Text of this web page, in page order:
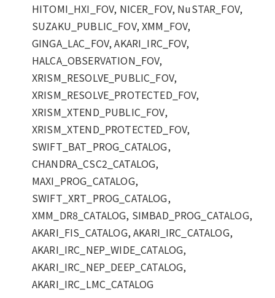
HITOMI_HXI_FOV, NICER_FOV, NuSTAR_FOV,
SUZAKU_PUBLIC_FOV, XMM_FOV,
GINGA_LAC_FOV, AKARI_IRC_FOV,
HALCA_OBSERVATION_FOV,
XRISM_RESOLVE_PUBLIC_FOV,
XRISM_RESOLVE_PROTECTED_FOV,
XRISM_XTEND_PUBLIC_FOV,
XRISM_XTEND_PROTECTED_FOV,
SWIFT_BAT_PROG_CATALOG,
CHANDRA_CSC2_CATALOG,
MAXI_PROG_CATALOG,
SWIFT_XRT_PROG_CATALOG,
XMM_DR8_CATALOG, SIMBAD_PROG_CATALOG,
AKARI_FIS_CATALOG, AKARI_IRC_CATALOG,
AKARI_IRC_NEP_WIDE_CATALOG,
AKARI_IRC_NEP_DEEP_CATALOG,
AKARI_IRC_LMC_CATALOG